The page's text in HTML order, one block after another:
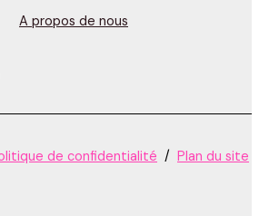
A propos de nous
de confidentialité / Plan du site